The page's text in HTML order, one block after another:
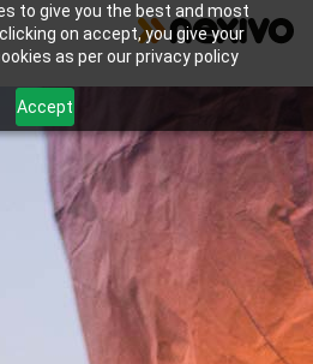
to give you the best and most
on accept, you give your
as per our privacy policy.
Accept